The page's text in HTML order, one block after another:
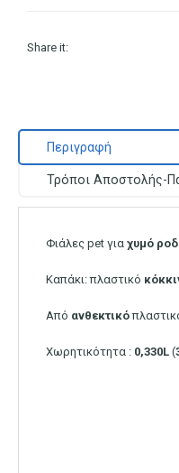
Share it:
Περιγραφή
Τρόποι Αποστολής-
Φιάλες pet για χυμό
Καπάκι: πλαστικό
Από ανθεκτικό
Χωρητικότητα : 0,330L (